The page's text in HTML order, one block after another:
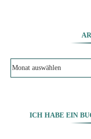
ICH HABE EIN